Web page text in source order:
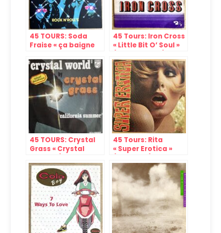
45 TOURS: Soda
Fraise « ça baigne
(Philips, 1980)
45 Tours: Iron Cross
« Little Bit O’ Soul »
45 TOURS: Crystal
Grass « Crystal
1974)
45 Tours: Rita
« Super Erotica »